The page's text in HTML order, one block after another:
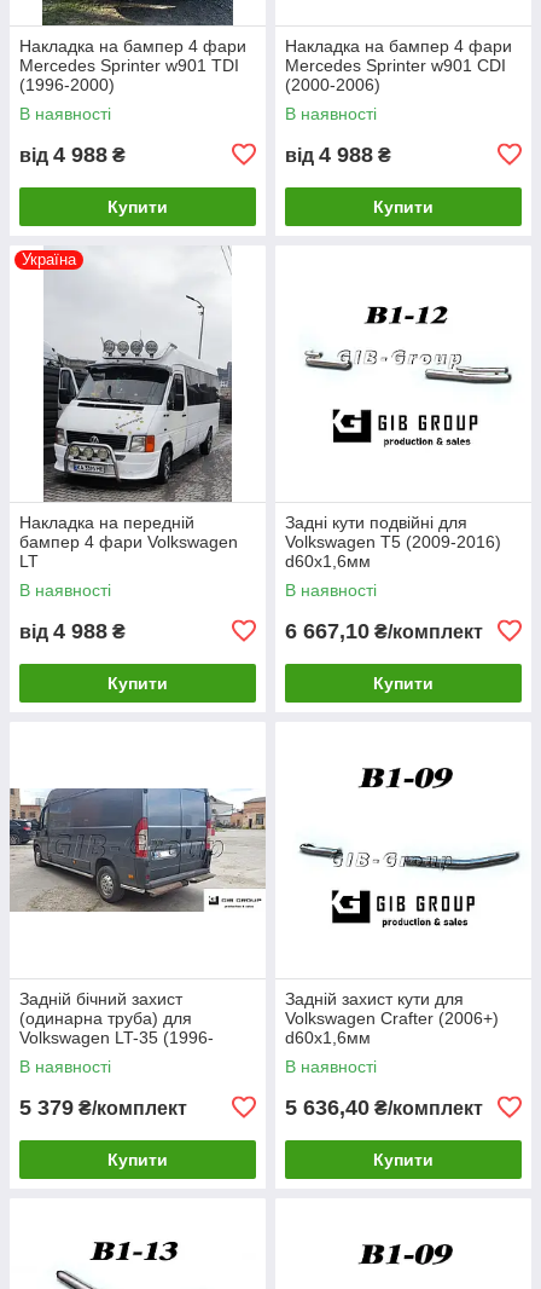
Накладка на бампер 4 фари
Mercedes Sprinter w901 TDI
(1996-2000)
В наявності
від 4 988 ₴
Купити
Накладка на бампер 4 фари
Mercedes Sprinter w901 CDI
(2000-2006)
В наявності
від 4 988 ₴
Купити
Україна
Накладка на передній
бампер 4 фари Volkswagen
LT
В наявності
від 4 988 ₴
Купити
Задні кути подвійні для
Volkswagen T5 (2009-2016)
d60х1,6мм
В наявності
6 667,10 ₴/комплект
Купити
Задній бічний захист
(одинарна труба) для
Volkswagen LT-35 (1996-
2006) d60х1,6мм
В наявності
5 379 ₴/комплект
Купити
Задній захист кути для
Volkswagen Crafter (2006+)
d60х1,6мм
В наявності
5 636,40 ₴/комплект
Купити